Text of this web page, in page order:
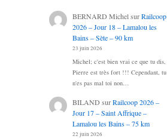
BERNARD MichelsurRailcoop
2026 – Jour 18 – Lamalou les
Bains – Sète – 90 km
23 juin 2026
Michel; c'est bien vrai ce que tu dis,
Pierre est très fort !!! Cependant, tu
n'es pas mal toi non…
BILAND surRailcoop 2026 –
Jour 17 – Saint Affrique –
Lamalou les Bains – 75 km
22 juin 2026